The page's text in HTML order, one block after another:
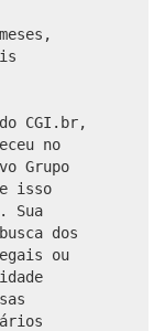
CGI.br,
no
Grupo
isso
Sua
dos
ou